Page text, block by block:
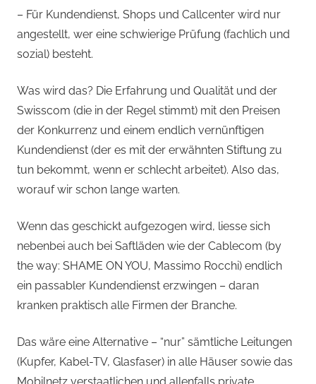
– Für Kundendienst, Shops und Callcenter wird nur
angestellt, wer eine schwierige Prüfung (fachlich und
sozial) besteht.
Was wird das? Die Erfahrung und Qualität und der
Swisscom (die in der Regel stimmt) mit den Preisen
der Konkurrenz und einem endlich vernünftigen
Kundendienst (der es mit der erwähnten Stiftung zu
tun bekommt, wenn er schlecht arbeitet). Also das,
worauf wir schon lange warten.
Wenn das geschickt aufgezogen wird, liesse sich
nebenbei auch bei Saftläden wie der Cablecom (by
the way: SHAME ON YOU, Massimo Rocchi) endlich
ein passabler Kundendienst erzwingen – daran
kranken praktisch alle Firmen der Branche.
Das wäre eine Alternative – “nur” sämtliche Leitungen
(Kupfer, Kabel-TV, Glasfaser) in alle Häuser sowie das